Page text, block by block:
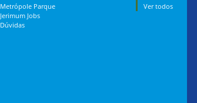
Metrópole Parque
Jerimum Jobs
Dúvidas
Ver todos